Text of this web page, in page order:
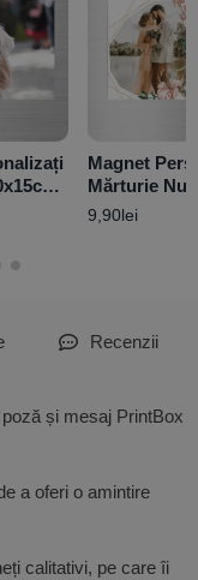
Magnet
Mărturie
Flowers –
9,90lei
Recenzii
și mesaj PrintBox
a oferi o amintire
calitativi, pe care îi